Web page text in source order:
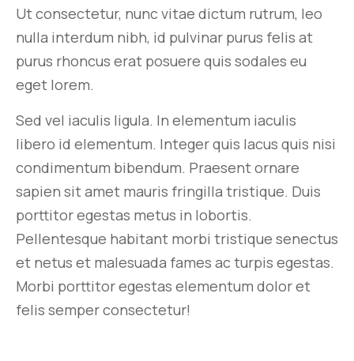
Ut consectetur, nunc vitae dictum rutrum, leo
nulla interdum nibh, id pulvinar purus felis at
purus rhoncus erat posuere quis sodales eu
eget lorem.
Sed vel iaculis ligula. In elementum iaculis
libero id elementum. Integer quis lacus quis nisi
condimentum bibendum. Praesent ornare
sapien sit amet mauris fringilla tristique. Duis
porttitor egestas metus in lobortis.
Pellentesque habitant morbi tristique senectus
et netus et malesuada fames ac turpis egestas.
Morbi porttitor egestas elementum dolor et
felis semper consectetur!